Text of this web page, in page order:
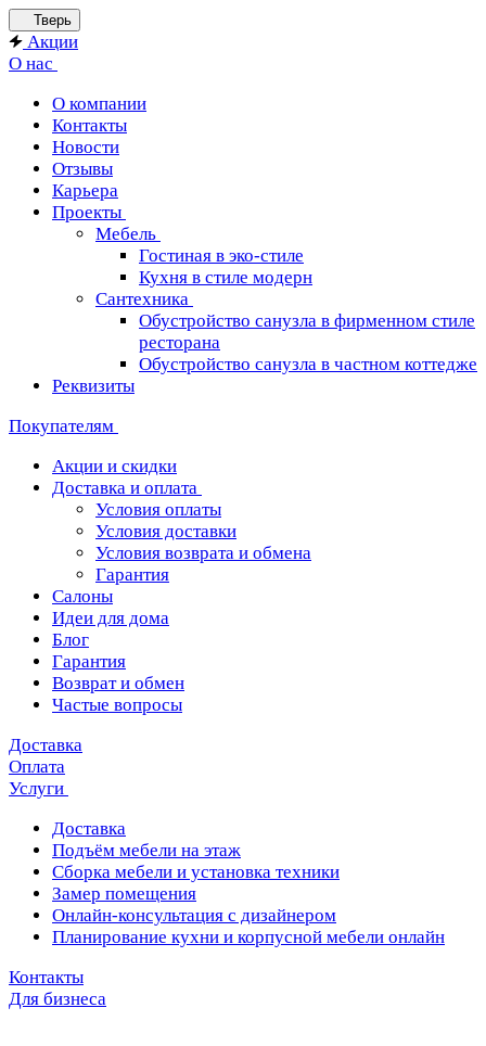
Тверь
Акции
О нас
О компании
Контакты
Новости
Отзывы
Карьера
Проекты
Мебель
Гостиная в эко-стиле
Кухня в стиле модерн
Сантехника
Обустройство санузла в фирменном стиле
ресторана
Обустройство санузла в частном коттедже
Реквизиты
Покупателям
Акции и скидки
Доставка и оплата
Условия оплаты
Условия доставки
Условия возврата и обмена
Гарантия
Салоны
Идеи для дома
Блог
Гарантия
Возврат и обмен
Частые вопросы
Доставка
Оплата
Услуги
Доставка
Подъём мебели на этаж
Сборка мебели и установка техники
Замер помещения
Онлайн-консультация с дизайнером
Планирование кухни и корпусной мебели онлайн
Контакты
Для бизнеса